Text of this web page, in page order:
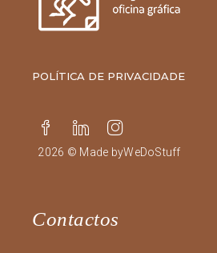
POLÍTICA DE PRIVACIDADE
2026 © Made byWeDoStuff
Contactos